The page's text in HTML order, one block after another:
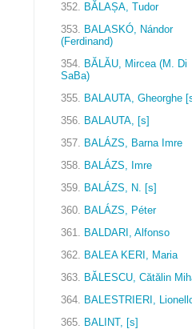
352. BĂLAȘA, Tudor
353. BALASKÓ, Nándor
(Ferdinand)
354. BĂLĂU, Mircea (M. Di
SaBa)
355. BALAUTA, Gheorghe
356. BALAUTA, [s]
357. BALÁZS, Barna Imre
358. BALÁZS, Imre
359. BALÁZS, N. [s]
360. BALÁZS, Péter
361. BALDARI, Alfonso
362. BALEA KERI, Maria
363. BĂLESCU, Cătălin
364. BALESTRIERI,
365. BALINT, [s]